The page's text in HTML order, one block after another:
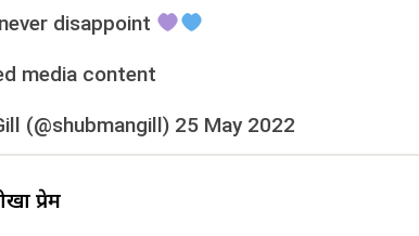
disappoint
media content
(@shubmangill) 25 May 2022
प्रेम